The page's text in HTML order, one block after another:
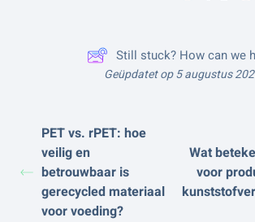
Still stuck? How can we
Geüpdatet op 5 augustus
PET vs. rPET: hoe
veilig en
betrouwbaar is
gerecycled materiaal
voor voeding?
Wat
voor